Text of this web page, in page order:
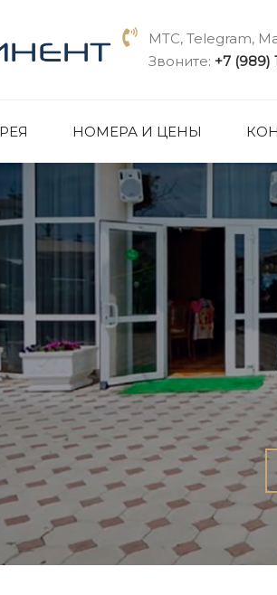
МТС, Telegram,
Звоните: +7 (989)
НОМЕРА И ЦЕНЫ